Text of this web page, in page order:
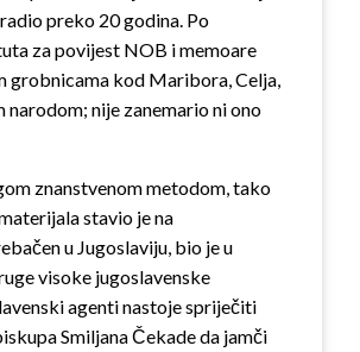
preko 20 godina. Po
za povijest NOB i memoare
grobnicama kod Maribora, Celja,
nije zanemario ni ono
znanstvenom metodom, tako
stavio je na
u Jugoslaviju, bio je u
visoke jugoslavenske
agenti nastoje spriječiti
Smiljana Čekade da jamči